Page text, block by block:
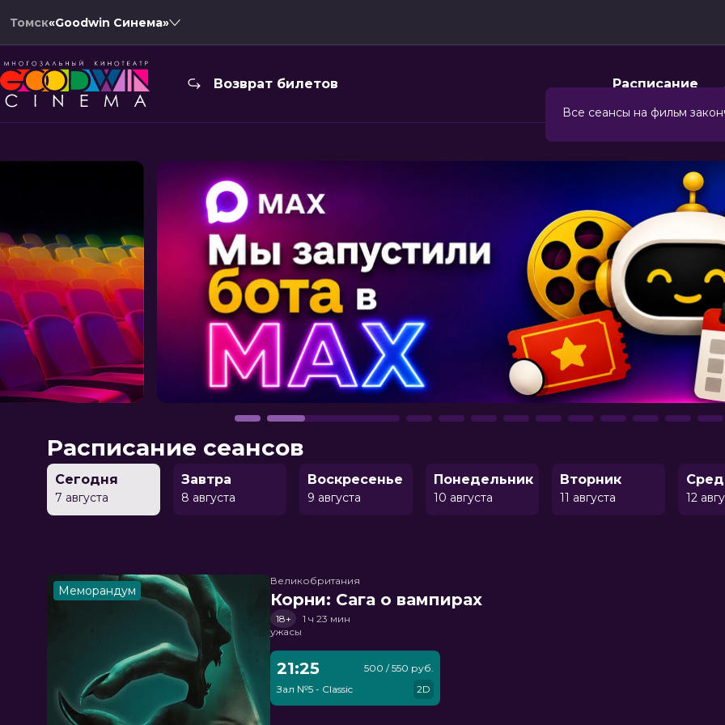
Томск«Goodwin Синема»
Возврат билетов Расписание
Расписание сеансов
Сегодня
7 августа
Завтра
8 августа
Воскресенье
9 августа
Понедельник
10 августа
Вторник
11 августа 12
Меморандум
Великобритания
Корни: Сага о вампирах
18+
1 ч 23 мин
ужасы
21:25
Зал №5 - Classic
500 / 550 руб.
2D
Все сеансы на фильм